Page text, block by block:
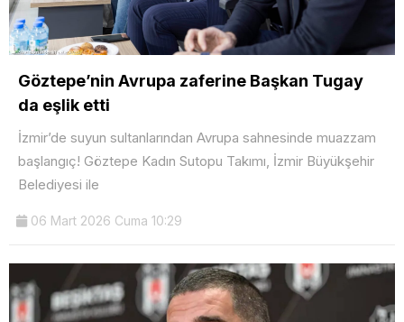
Göztepe’nin Avrupa zaferine Başkan Tugay
da eşlik etti
İzmir’de suyun sultanlarından Avrupa sahnesinde muazzam
başlangıç! Göztepe Kadın Sutopu Takımı, İzmir Büyükşehir
Belediyesi ile
06 Mart 2026 Cuma 10:29